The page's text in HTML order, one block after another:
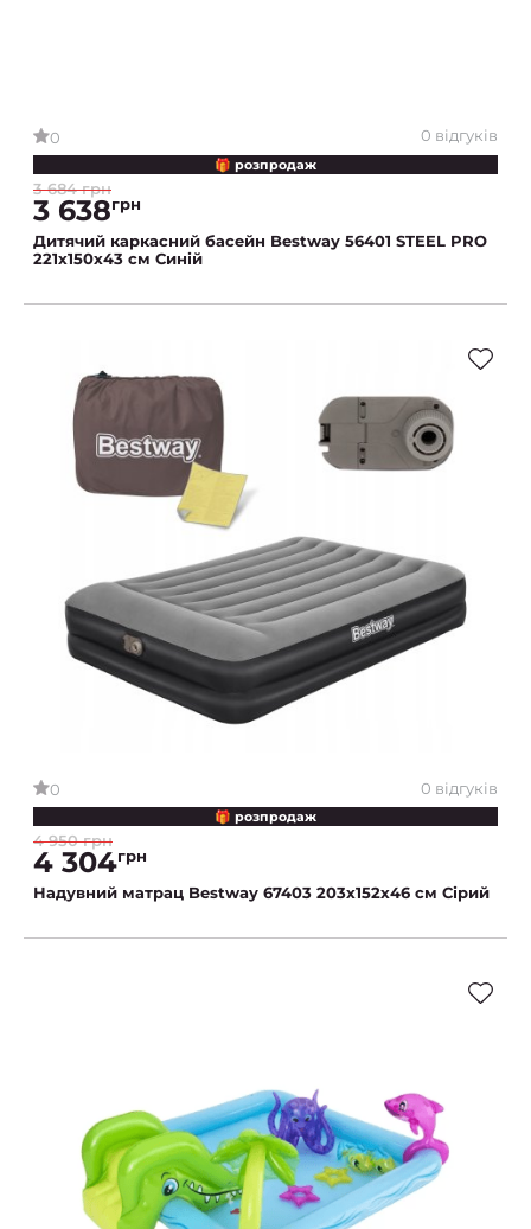
0 0 відгуків
🎁 розпродаж
3 684 грн
3 638грн
Дитячий каркасний басейн Bestway 56401 STEEL PRO
221х150х43 см Синій
0 0 відгуків
🎁 розпродаж
4 950 грн
4 304грн
Надувний матрац Bestway 67403 203х152х46 см Сірий